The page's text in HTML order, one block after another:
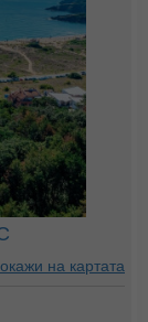
на картата